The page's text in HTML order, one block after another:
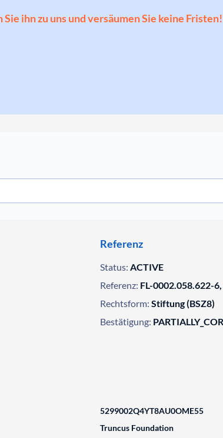
Sie ihn zu uns und versäumen Sie keine
Referenz
Status: ACTIVE
Referenz: FL-0002.058.622-
Rechtsform: Stiftung (BSZ8)
Bestätigung:
5299002Q4YT8AU0OME55
Truncus Foundation